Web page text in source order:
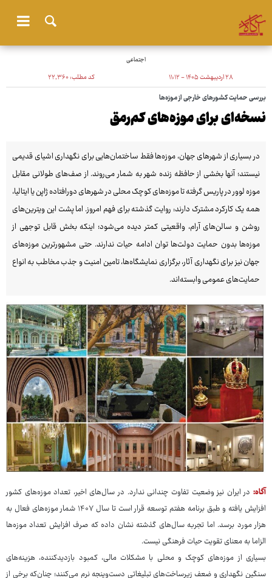
اجتماعی
۲۸ اردیبهشت ۱۴۰۵ - ۱۱:۱۲ کد مطلب:۲۲٬۳۶۰
بررسی حمایت کشورهای خارجی از موزه‌ها
نسخه‌ای برای موزه‌های کم‌رمق
در بسیاری از شهرهای جهان، موزه‌ها فقط ساختمان‌هایی برای نگهداری اشیای قدیمی
نیستند؛ آنها بخشی از حافظه زنده شهر به شمار می‌روند. از صف‌های طولانی مقابل
موزه لوور در پاریس گرفته تا موزه‌های کوچک محلی در شهرهای دورافتاده ژاپن یا ایتالیا،
همه یک کارکرد مشترک دارند: روایت گذشته برای فهم امروز. اما پشت این ویترین‌های
روشن و سالن‌های آرام، واقعیتی کمتر دیده می‌شود؛ اینکه بخش قابل توجهی از
موزه‌ها بدون حمایت دولت‌ها توان ادامه حیات ندارند. حتی مشهورترین موزه‌های
جهان نیز برای نگهداری آثار، برگزاری نمایشگاه‌ها، تامین امنیت و جذب مخاطب به انواع
حمایت‌های عمومی وابسته‌اند.
آگاه: در ایران نیز وضعیت تفاوت چندانی ندارد. در سال‌های اخیر، تعداد موزه‌های کشور
افزایش یافته و طبق برنامه هفتم توسعه قرار است تا سال ۱۴۰۷ شمار موزه‌های فعال به
هزار مورد برسد. اما تجربه سال‌های گذشته نشان داده که صرف افزایش تعداد موزه‌ها
الزاما به معنای تقویت حیات فرهنگی نیست.
بسیاری از موزه‌های کوچک و محلی با مشکلات مالی، کمبود بازدیدکننده، هزینه‌های
سنگین نگهداری و ضعف زیرساخت‌های تبلیغاتی دست‌وپنجه نرم می‌کنند؛ چنان‌که برخی از